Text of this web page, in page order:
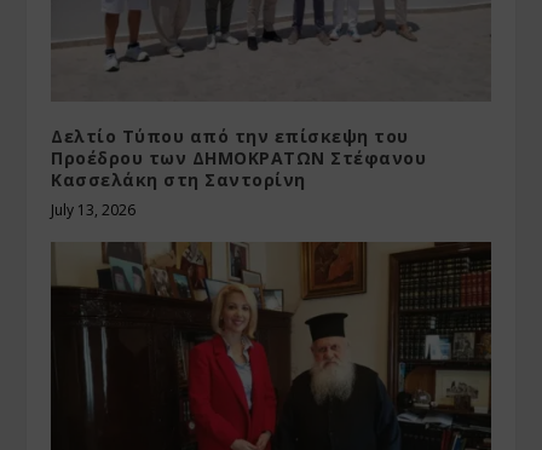
Δελτίο Τύπου από την επίσκεψη του
Προέδρου των ΔΗΜΟΚΡΑΤΩΝ Στέφανου
Κασσελάκη στη Σαντορίνη
July 13, 2026